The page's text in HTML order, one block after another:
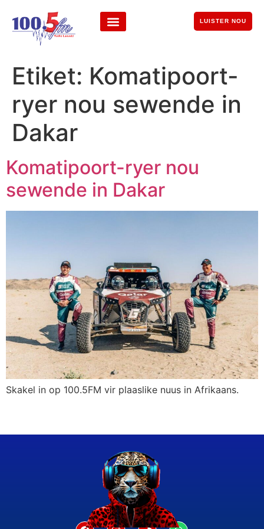
LUISTER NOU
Etiket: Komatipoort-
ryer nou sewende in
Dakar
Komatipoort-ryer nou
sewende in Dakar
Skakel in op 100.5FM vir plaaslike nuus in Afrikaans.